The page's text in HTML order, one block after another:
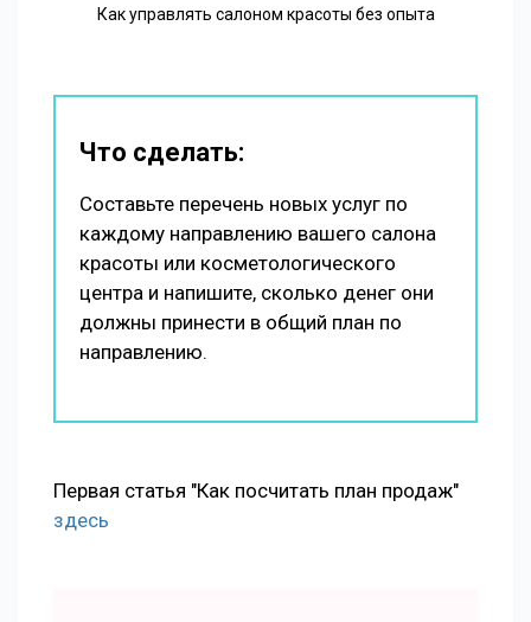
Как управлять салоном красоты без опыта
Что сделать:
Составьте перечень новых услуг по
каждому направлению вашего салона
красоты или косметологического
центра и напишите, сколько денег они
должны принести в общий план по
направлению.
Первая статья "Как посчитать план продаж"
здесь